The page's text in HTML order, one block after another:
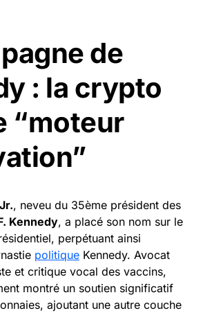
de
: la crypto
“moteur
, neveu du 35ème président des
Kennedy, a placé son nom sur le
perpétuant ainsi
politique Kennedy. Avocat
et critique vocal des vaccins,
montré un soutien significatif
ajoutant une autre couche